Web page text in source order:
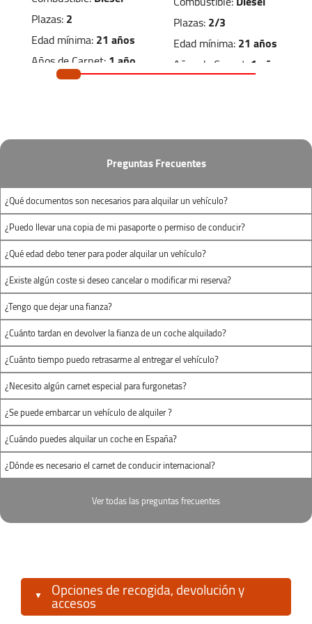
Plazas:2
Edad mínima:21 años
Años de Carnet:1 año
1.50mx1.20mx
(largo x ancho x
alto)
Plazas:2/3
Edad mínima:21 años
Años de Carnet: 1 año
2.20mx1.30mx
1.40m
(largo x ancho x
alto)
Preguntas Frecuentes
¿Qué documentos son necesarios para alquilar un vehículo?
¿Puedo llevar una copia de mi pasaporte o permiso de conducir?
¿Qué edad debo tener para poder alquilar un vehículo?
¿Existe algún coste si deseo cancelar o modificar mi reserva?
¿Tengo que dejar una fianza?
¿Cuánto tardan en devolver la fianza de un coche alquilado?
¿Cuánto tiempo puedo retrasarme al entregar el vehículo?
¿Necesito algún carnet especial para furgonetas?
¿Se puede embarcar un vehículo de alquiler ?
¿Cuándo puedes alquilar un coche en España?
¿Dónde es necesario el carnet de conducir internacional?
Ver todas las preguntas frecuentes
Opciones de recogida, devolución y
accesos